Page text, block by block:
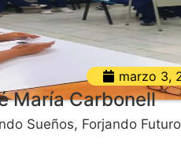
marzo 3,
María Carbonell
Sueños, Forjando